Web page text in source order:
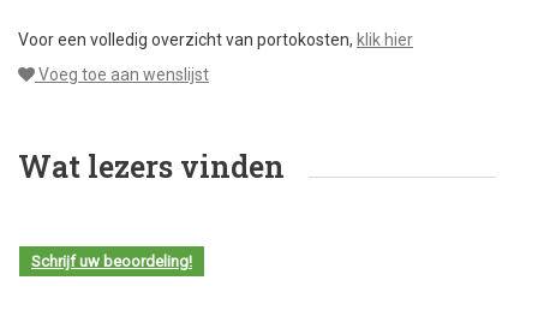
Voor een volledig overzicht van portokosten, klik hier
Voeg toe aan wenslijst
Wat lezers vinden
Schrijf uw beoordeling!